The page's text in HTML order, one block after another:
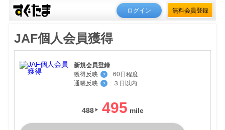
ログイン 無料会員登録
JAF個人会員獲得
新規会員登録
獲得反映
？ : 60日程度
通帳反映
？ : ３日以内
488 495